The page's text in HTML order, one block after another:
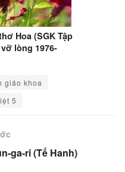
Hoa (SGK Tập
lòng 1976-
giáo khoa
5
ga-ri (Tế Hanh)